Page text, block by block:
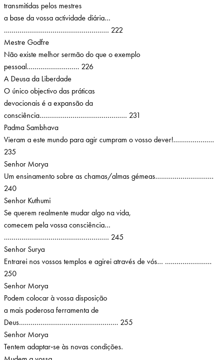
transmitidas pelos mestres
a base da vossa actividade diária…
……………………………………………… 222
Mestre Godfre
Não existe melhor sermão do que o exemplo
pessoal……………………… 226
A Deusa da Liberdade
O único objectivo das práticas
devocionais é a expansão da
consciência……………………………………… 231
Padma Sambhava
Vieram a este mundo para agir cumpram o vosso dever!…………………
235
Senhor Morya
Um ensinamento sobre as chamas/almas gémeas…………………………
240
Senhor Kuthumi
Se querem realmente mudar algo na vida,
comecem pela vossa consciência…
……………………………………………… 245
Senhor Surya
Entrarei nos vossos templos e agirei através de vós… ……………………
250
Senhor Morya
Podem colocar à vossa disposição
a mais poderosa ferramenta de
Deus…………………………………………… 255
Senhor Morya
Tentem adaptar‑se às novas condições.